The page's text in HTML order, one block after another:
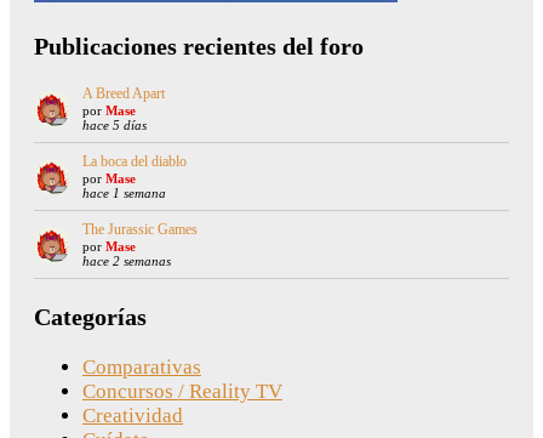
Publicaciones recientes del foro
A Breed Apart
por Mase
hace 5 días
La boca del diablo
por Mase
hace 1 semana
The Jurassic Games
por Mase
hace 2 semanas
Categorías
Comparativas
Concursos / Reality TV
Creatividad